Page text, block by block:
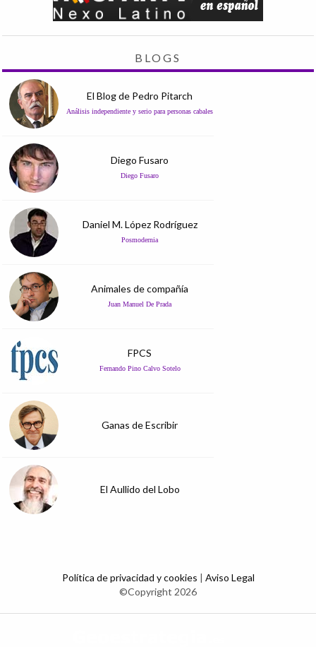
BLOGS
El Blog de Pedro Pitarch
Análisis independiente y serio para personas cabales
Diego Fusaro
Diego Fusaro
Daniel M. López Rodríguez
Posmodernia
Animales de compañía
Juan Manuel De Prada
FPCS
Fernando Pino Calvo Sotelo
Ganas de Escribir
El Aullido del Lobo
Política de privacidad y cookies | Aviso Legal
©Copyright 2026